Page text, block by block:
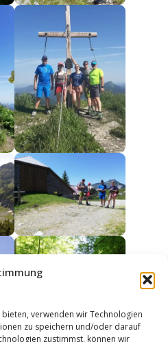
verwenden wir Technologien
zu speichern und/oder darauf
zustimmst, können wir